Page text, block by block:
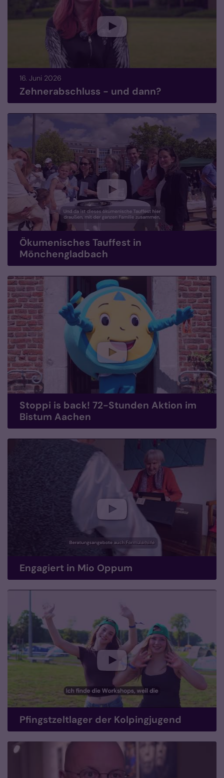
16. Juni 2026
Zehnerabschluss - und dann?
Ökumenisches Tauffest in
Mönchengladbach
Stoppi is back! 72-Stunden Aktion im
Bistum Aachen
Engagiert in Mio Oppum
Pfingstzeltlager der Kolpingjugend